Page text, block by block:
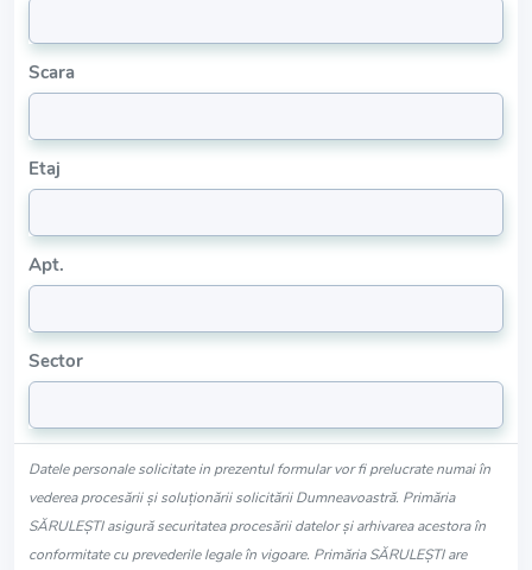
Scara
Etaj
Apt.
Sector
Datele personale solicitate in prezentul formular vor fi prelucrate numai în
vederea procesării și soluționării solicitării Dumneavoastră. Primăria
SĂRULEŞTI asigură securitatea procesării datelor și arhivarea acestora în
conformitate cu prevederile legale în vigoare. Primăria SĂRULEŞTI are